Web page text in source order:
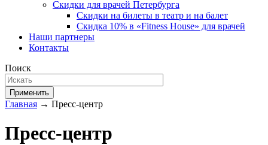
Скидки для врачей Петербурга
Скидки на билеты в театр и на балет
Скидка 10% в «Fitness House» для врачей
Наши партнеры
Контакты
Поиск
Применить
Главная → Пресс-центр
Пресс-центр